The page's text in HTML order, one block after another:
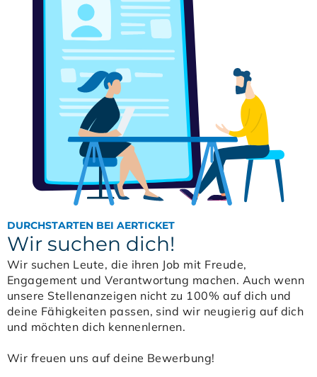
Wir suchen dich!
DURCHSTARTEN BEI AERTICKET
Wir suchen Leute, die ihren Job mit Freude,
Engagement und Verantwortung machen. Auch wenn
unsere Stellenanzeigen nicht zu 100% auf dich und
deine Fähigkeiten passen, sind wir neugierig auf dich
und möchten dich kennenlernen.
Wir freuen uns auf deine Bewerbung!